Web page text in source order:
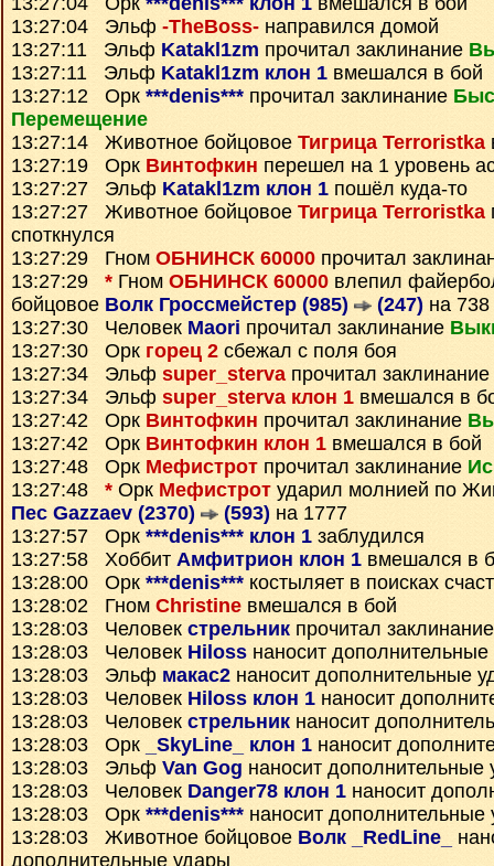
13:27:04 Эльф -TheBoss- направился домой
13:27:11 Эльф Katakl1zm прочитал заклинание
13:27:11 Эльф Katakl1zm клон 1 вмешался в бой
13:27:12 Орк ***denis*** прочитал заклинание
Перемещение
13:27:14 Животное бойцовое Тигрица Terroristka
13:27:19 Орк Винтофкин перешел на 1 уровень
13:27:27 Эльф Katakl1zm клон 1 пошёл куда-то
13:27:27 Животное бойцовое Тигрица Terroristka
споткнулся
13:27:29 Гном ОБНИНСК 60000 прочитал
13:27:29 * Гном ОБНИНСК 60000 влепил
бойцовое Волк Гроссмейстер (985) (247) на 738
13:27:30 Человек Maori прочитал заклинание
13:27:30 Орк горец 2 сбежал с поля боя
13:27:34 Эльф super_sterva прочитал заклинание
13:27:34 Эльф super_sterva клон 1 вмешался в
13:27:42 Орк Винтофкин прочитал заклинание
13:27:42 Орк Винтофкин клон 1 вмешался в бой
13:27:48 Орк Мефистрот прочитал заклинание
13:27:48 * Орк Мефистрот ударил молнией по
Пес Gazzaev (2370)
(593) на 1777
13:27:57 Орк ***denis*** клон 1 заблудился
13:27:58 Хоббит Амфитрион клон 1 вмешался в
13:28:00 Орк ***denis*** костыляет в поисках
13:28:02 Гном Christine вмешался в бой
13:28:03 Человек стрельник прочитал
13:28:03 Человек Hiloss наносит
13:28:03 Эльф макас2 наносит дополнительные
13:28:03 Человек Hiloss клон 1 наносит
13:28:03 Человек стрельник наносит
13:28:03 Орк
_SkyLine_ клон 1 наносит
13:28:03 Эльф Van Gog наносит дополнительные
13:28:03 Человек Danger78 клон 1 наносит
13:28:03 Орк ***denis*** наносит дополнительные
13:28:03 Животное бойцовое Волк _RedLine_
дополнительные удары